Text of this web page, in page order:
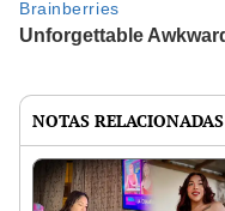
NOTAS RELACIONADAS